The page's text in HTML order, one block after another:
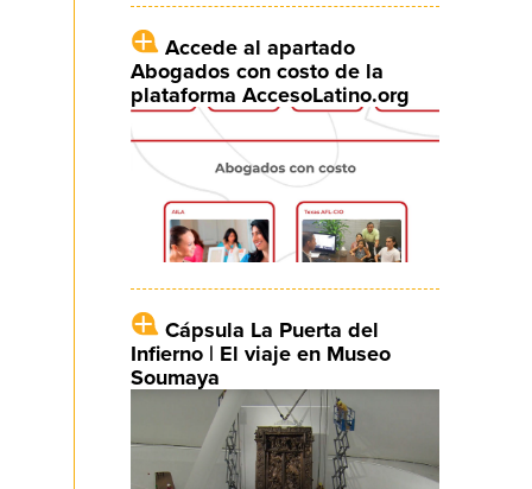
Accede al apartado
Abogados con costo de la
plataforma AccesoLatino.org
Cápsula La Puerta del
Infierno | El viaje en Museo
Soumaya